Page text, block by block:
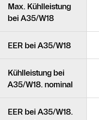
Max. Kühlleistung
bei A35/W18
EER bei A35/W18
Kühlleistung bei
A35/W18. nominal
EER bei A35/W18.